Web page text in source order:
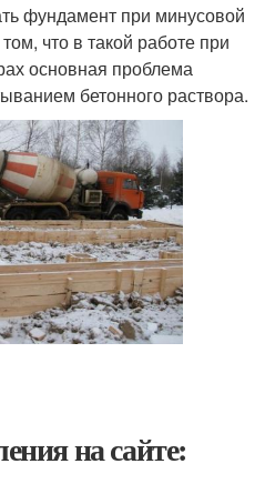
фундамент при минусовой
что в такой работе при
основная проблема
бетонного раствора.
на сайте: